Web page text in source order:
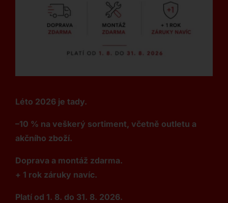
Léto 2026 je tady.
–10 % na veškerý sortiment, včetně outletu a
akčního zboží.
Doprava a montáž zdarma.
+ 1 rok záruky navíc.
Platí od 1. 8. do 31. 8. 2026.